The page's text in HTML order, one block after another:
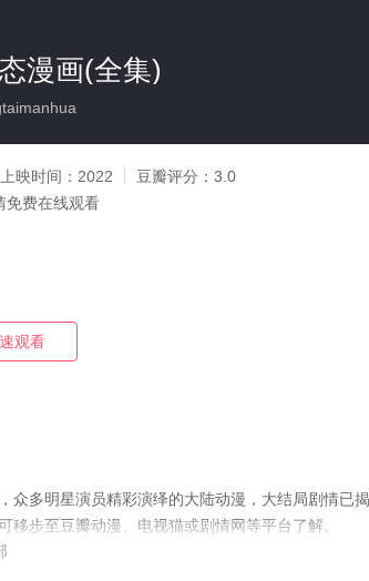
漫画(全集)
上映时间： 2022 豆瓣评分： 3.0
免费在线观看
观看
众多明星演员精彩演绎的大陆动漫，大结局剧情已
步至豆瓣动漫、电视猫或剧情网等平台了解。